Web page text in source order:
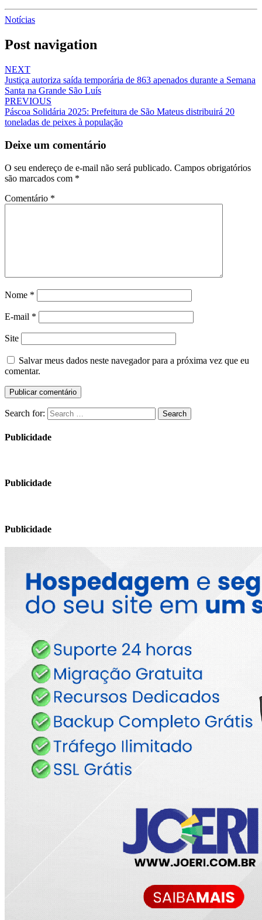
Notícias
Post navigation
NEXT
Justiça autoriza saída temporária de 863 apenados durante a Semana
Santa na Grande São Luís
PREVIOUS
Páscoa Solidária 2025: Prefeitura de São Mateus distribuirá 20
toneladas de peixes à população
Deixe um comentário
O seu endereço de e-mail não será publicado. Campos obrigatórios
são marcados com *
Comentário *
Nome *
E-mail *
Site
Salvar meus dados neste navegador para a próxima vez que eu
comentar.
Search for: Search
Publicidade
Publicidade
Publicidade